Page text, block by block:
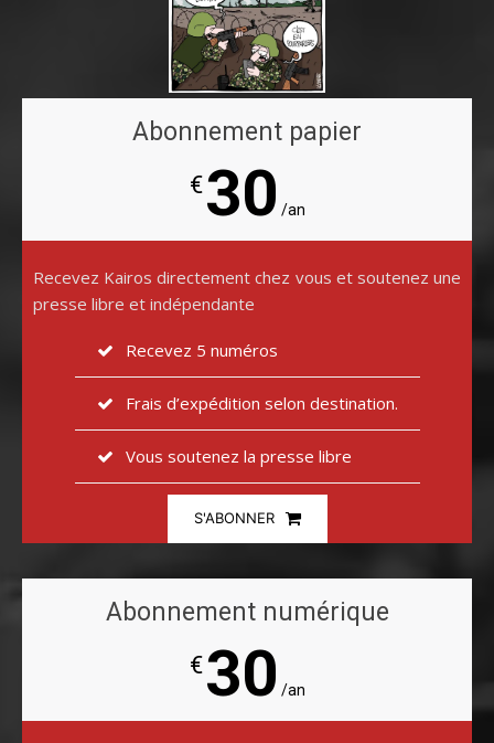
Abonnement papier
€30 /an
Recevez Kairos directement chez vous et soutenez une
presse libre et indépendante
Recevez 5 numéros
Frais d’expédition selon destination.
Vous soutenez la presse libre
S'ABONNER
Abonnement numérique
€30 /an